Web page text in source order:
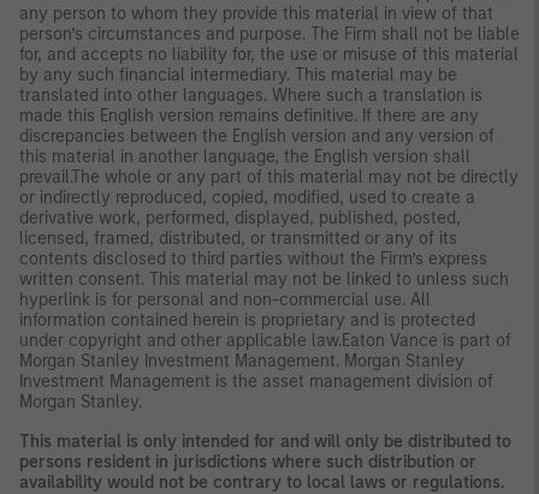
any person to whom they provide this material in view of that
person’s circumstances and purpose. The Firm shall not be liable
for, and accepts no liability for, the use or misuse of this material
by any such financial intermediary. This material may be
translated into other languages. Where such a translation is
made this English version remains definitive. If there are any
discrepancies between the English version and any version of
this material in another language, the English version shall
prevail.The whole or any part of this material may not be directly
or indirectly reproduced, copied, modified, used to create a
derivative work, performed, displayed, published, posted,
licensed, framed, distributed, or transmitted or any of its
contents disclosed to third parties without the Firm’s express
written consent. This material may not be linked to unless such
hyperlink is for personal and non-commercial use. All
information contained herein is proprietary and is protected
under copyright and other applicable law.Eaton Vance is part of
Morgan Stanley Investment Management. Morgan Stanley
Investment Management is the asset management division of
Morgan Stanley.
This material is only intended for and will only be distributed to
persons resident in jurisdictions where such distribution or
availability would not be contrary to local laws or regulations.